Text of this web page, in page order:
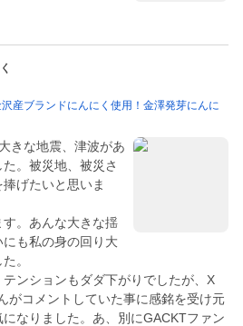
産ブランドにんにく使用！金澤発芽にんに
きな地震、津波があ
。被災地、被災さ
げたいと思いま
。あんな大きな揺
も私の身の回り大
。
ンションもダダ下がりでしたが、X
がコメントしていた事に感銘を受け元
なりました。あ、別にGACKTファン